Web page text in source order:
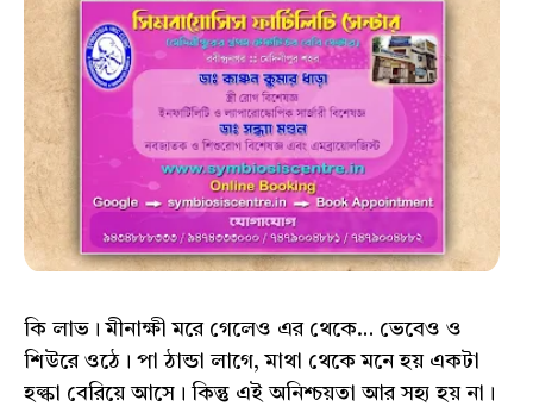
কি লাভ। মীনাক্ষী মরে গেলেও এর থেকে… ভেবেও ও
শিউরে ওঠে। পা ঠান্ডা লাগে, মাথা থেকে মনে হয় একটা
হল্কা বেরিয়ে আসে। কিন্তু এই অনিশ্চয়তা আর সহ্য হয় না।